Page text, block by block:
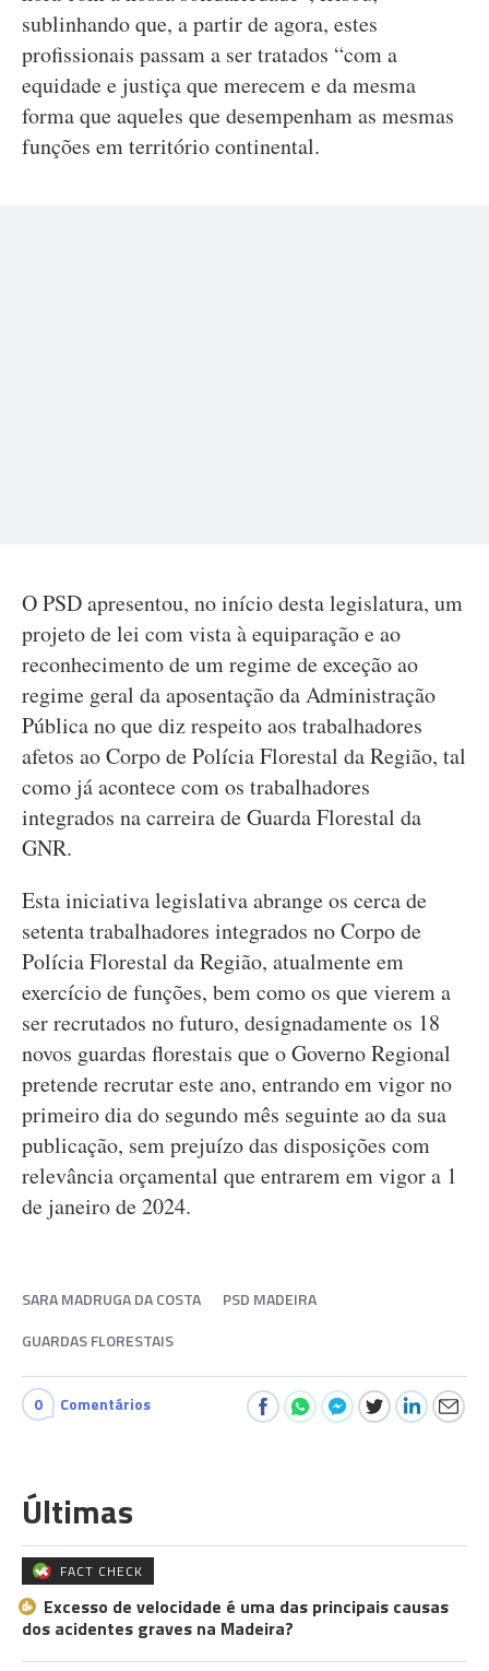
sublinhando que, a partir de agora, estes
profissionais passam a ser tratados “com a
equidade e justiça que merecem e da mesma
forma que aqueles que desempenham as mesmas
funções em território continental.
O PSD apresentou, no início desta legislatura, um
projeto de lei com vista à equiparação e ao
reconhecimento de um regime de exceção ao
regime geral da aposentação da Administração
Pública no que diz respeito aos trabalhadores
afetos ao Corpo de Polícia Florestal da Região, tal
como já acontece com os trabalhadores
integrados na carreira de Guarda Florestal da
GNR.
Esta iniciativa legislativa abrange os cerca de
setenta trabalhadores integrados no Corpo de
Polícia Florestal da Região, atualmente em
exercício de funções, bem como os que vierem a
ser recrutados no futuro, designadamente os 18
novos guardas florestais que o Governo Regional
pretende recrutar este ano, entrando em vigor no
primeiro dia do segundo mês seguinte ao da sua
publicação, sem prejuízo das disposições com
relevância orçamental que entrarem em vigor a 1
de janeiro de 2024.
SARA MADRUGA DA COSTA
PSD MADEIRA
GUARDAS FLORESTAIS
0 Comentários
Últimas
FACT CHECK
Excesso de velocidade é uma das principais causas
dos acidentes graves na Madeira?